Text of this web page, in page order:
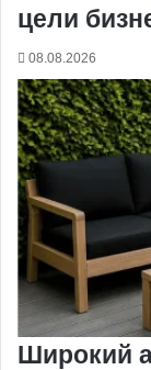
цели
08.08.2026
Широкий